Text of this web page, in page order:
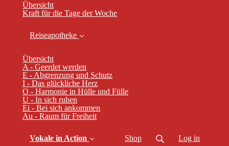
Übersicht
Kraft für die Tage der Woche
Reiseapotheke
Übersicht
A - Geerdet werden
E - Abgrenzung und Schutz
I - Das glückliche Herz
O - Harmonie in Hülle und Fülle
U - In sich ruhen
Ei - Bei sich ankommen
Au - Raum für Freiheit
Vokale in Action Shop Log in